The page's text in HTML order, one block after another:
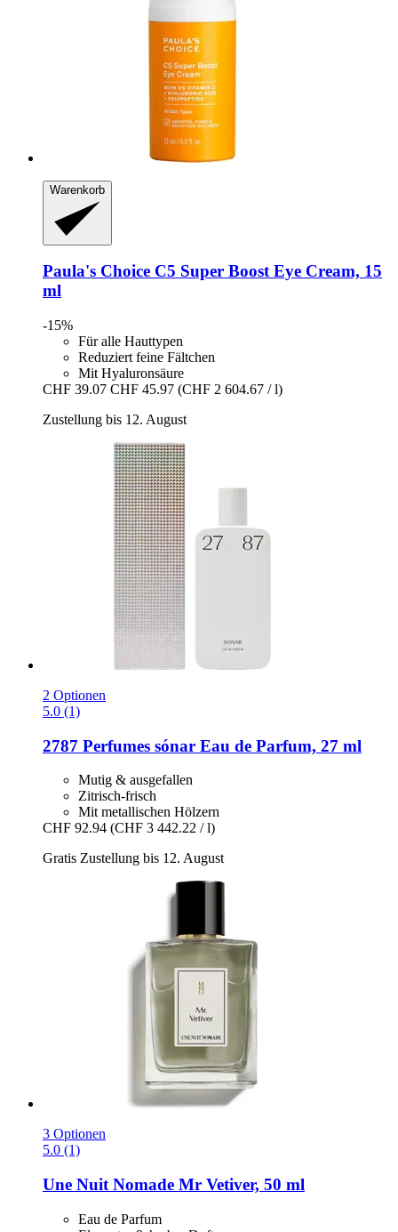
Warenkorb
Paula's Choice C5 Super Boost Eye Cream, 15
ml
-15%
Für alle Hauttypen
Reduziert feine Fältchen
Mit Hyaluronsäure
CHF 39.07 CHF 45.97 (CHF 2 604.67 / l)
Zustellung bis 12. August
2 Optionen
5.0 (1)
2787 Perfumes sónar Eau de Parfum, 27 ml
Mutig & ausgefallen
Zitrisch-frisch
Mit metallischen Hölzern
CHF 92.94 (CHF 3 442.22 / l)
Gratis Zustellung bis 12. August
3 Optionen
5.0 (1)
Une Nuit Nomade Mr Vetiver, 50 ml
Eau de Parfum